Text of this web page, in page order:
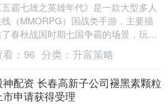
五霸七雄之英雄年代》是一款大型多人
（MMORPG）国战类手游，主要描
春秋战国时期七国争霸的场景，玩家
要经历“征服”与“反征服”的各类大小战
现由“....
： 96 分类： 升富策略
神配资 长春高新子公司褪黑素颗粒
市申请获得受理